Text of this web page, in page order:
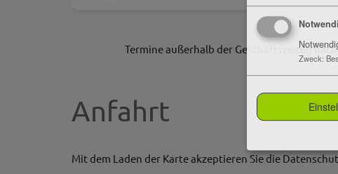
Termine außerhalb der Geschäftszeiten
Anfahrt
Mit dem Laden der Karte akzeptieren Sie die
Zweck: